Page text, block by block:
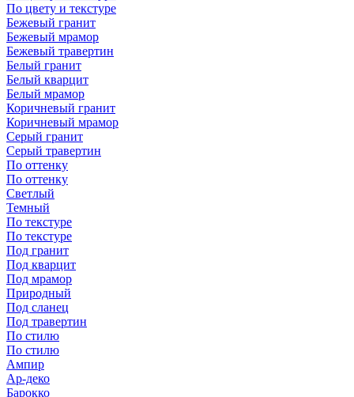
По цвету и текстуре
Бежевый гранит
Бежевый мрамор
Бежевый травертин
Белый гранит
Белый кварцит
Белый мрамор
Коричневый гранит
Коричневый мрамор
Серый гранит
Серый травертин
По оттенку
По оттенку
Светлый
Темный
По текстуре
По текстуре
Под гранит
Под кварцит
Под мрамор
Природный
Под сланец
Под травертин
По стилю
По стилю
Ампир
Ар-деко
Барокко